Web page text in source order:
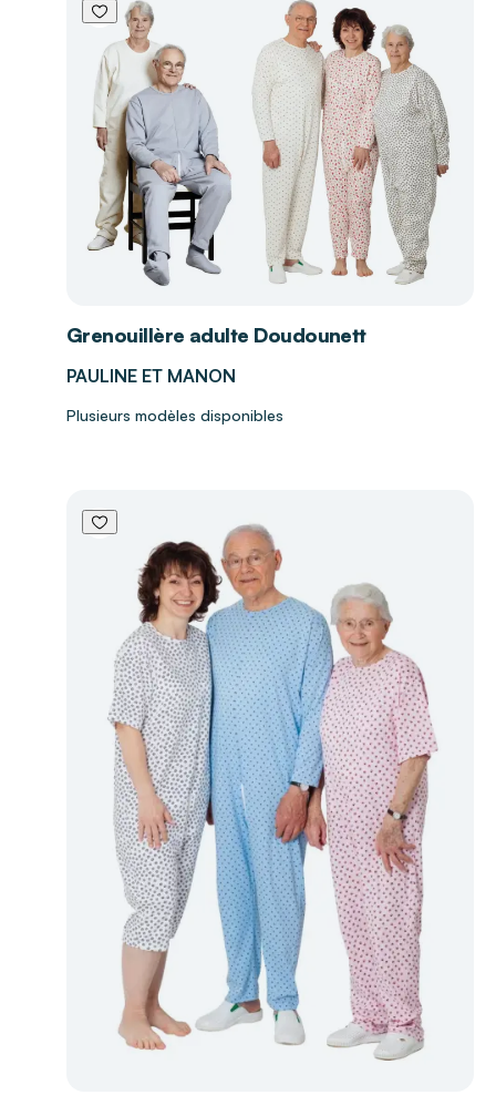
Grenouillère adulte Doudounett
PAULINE ET MANON
Plusieurs modèles disponibles